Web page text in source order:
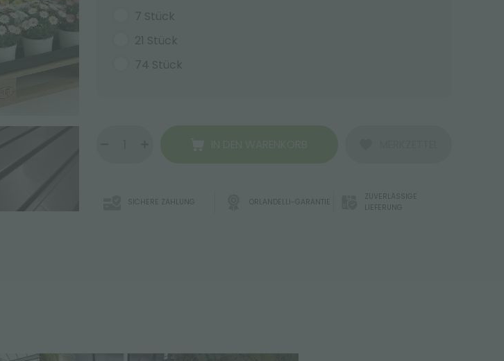
7 Stück
21 Stück
74 Stück
SICHERE ZAHLUNG ORLANDELLI-GARANTIE
ZUVERLÄSSIGE
LIEFERUNG